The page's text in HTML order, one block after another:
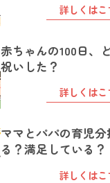
詳しくはこ
赤ちゃんの100日、
祝いした？
詳しくはこ
ママとパパの育児
る？満足している？
詳しくはこ